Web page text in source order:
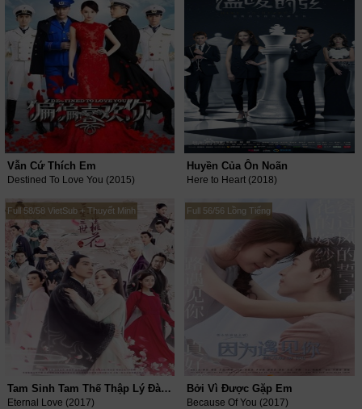
Vẫn Cứ Thích Em
Destined To Love You (2015)
Huyền Của Ôn Noãn
Here to Heart (2018)
Full 58/58 VietSub + Thuyết Minh
Tam Sinh Tam Thế Thập Lý Đào Hoa
Eternal Love (2017)
Full 56/56 Lồng Tiếng
Bởi Vì Được Gặp Em
Because Of You (2017)